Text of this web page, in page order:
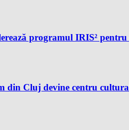
programul IRIS²
din Cluj devine centru